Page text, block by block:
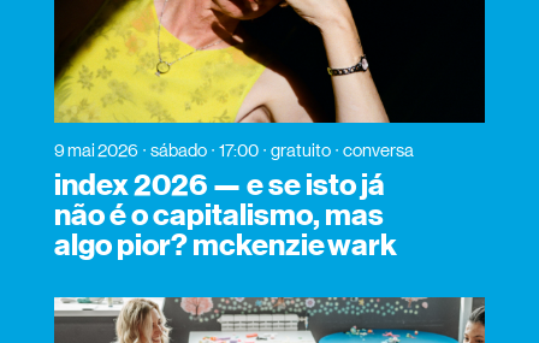
9 mai 2026 sábado 17:00 gratuito conversa
index 2026 — e se isto já
não é o capitalismo, mas
algo pior? mckenzie wark